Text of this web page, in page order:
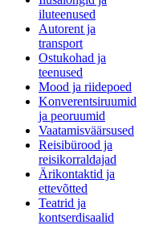
iluteenused
Autorent ja
transport
Ostukohad ja
teenused
Mood ja riidepoed
Konverentsiruumid
ja peoruumid
Vaatamisväärsused
Reisibürood ja
reisikorraldajad
Ärikontaktid ja
ettevõtted
Teatrid ja
kontserdisaalid